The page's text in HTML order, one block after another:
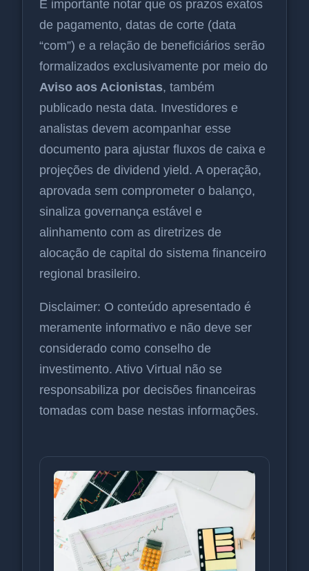
É importante notar que os prazos exatos
de pagamento, datas de corte (data
“com”) e a relação de beneficiários serão
formalizados exclusivamente por meio do
Aviso aos Acionistas, também
publicado nesta data. Investidores e
analistas devem acompanhar esse
documento para ajustar fluxos de caixa e
projeções de dividend yield. A operação,
aprovada sem comprometer o balanço,
sinaliza governança estável e
alinhamento com as diretrizes de
alocação de capital do sistema financeiro
regional brasileiro.
Disclaimer: O conteúdo apresentado é
meramente informativo e não deve ser
considerado como conselho de
investimento. Ativo Virtual não se
responsabiliza por decisões financeiras
tomadas com base nestas informações.